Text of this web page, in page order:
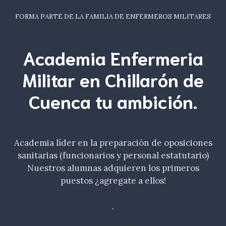
FORMA PARTE DE LA FAMILIA DE ENFERMEROS MILITARES
Academia Enfermeria
Militar en Chillarón de
Cuenca tu ambición.
Academia líder en la preparación de oposiciones
sanitarias (funcionarios y personal estatutario)
Nuestros alumnas adquieren los primeros
puestos ¿agregate a ellos!
.